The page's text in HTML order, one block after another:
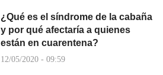
¿Qué es el síndrome de la cabaña
y por qué afectaría a quienes
están en cuarentena?
12/05/2020 - 09:59